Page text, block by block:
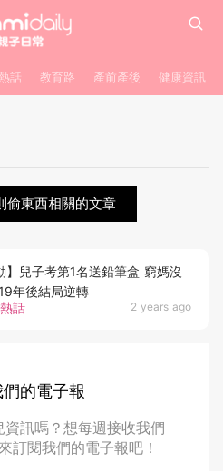
話 教育路 產前產後 健康資訊
偷東西相關的文章
話 2 years ago
】兒子考第1名送鉛筆盒 窮媽沒
買 19年後結局逆轉
的電子報
訊嗎？想每週接收我們
訂閱我們的電子報吧！